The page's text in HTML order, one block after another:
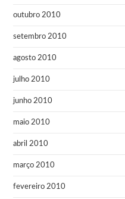
outubro 2010
setembro 2010
agosto 2010
julho 2010
junho 2010
maio 2010
abril 2010
março 2010
fevereiro 2010